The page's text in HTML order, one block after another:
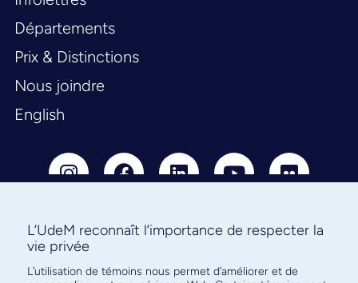
Départements
Prix & Distinctions
Nous joindre
English
Abonnez-vous à notre infolettre
L’UdeM reconnaît l’importance de respecter la
vie privée
L’utilisation de témoins nous permet d’améliorer et de